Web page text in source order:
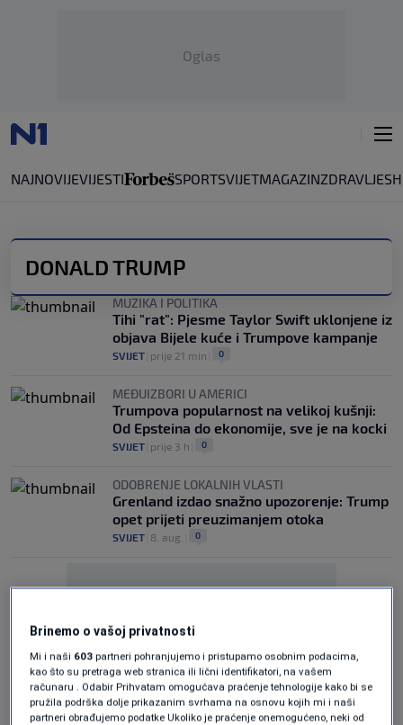
Oglas
NAJNOVIJEVIJESTI SPORTSVIJETMAGAZINZDRAVLJE
DONALD TRUMP
MUZIKA I POLITIKA
Tihi "rat": Pjesme Taylor Swift uklonjene iz
objava Bijele kuće i Trumpove kampanje
SVIJET prije 21 min 0
MEĐUIZBORI U AMERICI
Trumpova popularnost na velikoj kušnji:
Od Epsteina do ekonomije, sve je na kocki
SVIJET prije 3 h 0
ODOBRENJE LOKALNIH VLASTI
Grenland izdao snažno upozorenje: Trump
opet prijeti preuzimanjem otoka
SVIJET 8. aug. 0
Oglas
Brinemo o vašoj privatnosti
Mi i naši 603 partneri pohranjujemo i pristupamo osobnim podacima,
kao što su pretraga web stranica ili lični identifikatori, na vašem
računaru . Odabir Prihvatam omogućava praćenje tehnologije kako bi se
pružila podrška dolje prikazanim svrhama na osnovu kojih mi i naši
partneri obrađujemo podatke Ukoliko je praćenje onemogućeno, neki od